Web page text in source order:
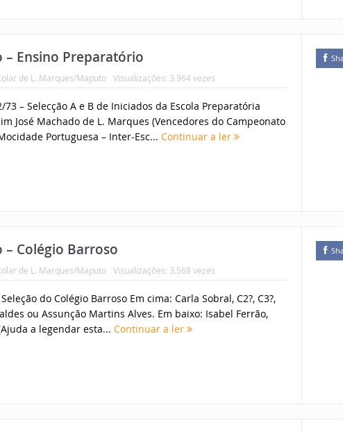
– Ensino Preparatório
de L. Marques/Maputo Visualizações: 3.964 vezes
73 – Selecção A e B de Iniciados da Escola Preparatória
José Machado de L. Marques (Vencedores do Campeonato
Portuguesa – Inter-Esc... Continuar a ler
– Colégio Barroso
de L. Marques/Maputo Visualizações: 3.568 vezes
do Colégio Barroso Em cima: Carla Sobral, C2?, C3?,
ou Assunção Martins Alves. Em baixo: Isabel Ferrão,
(Ajuda a legendar esta... Continuar a ler